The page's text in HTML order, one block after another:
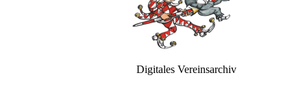
Digitales Vereinsarchiv